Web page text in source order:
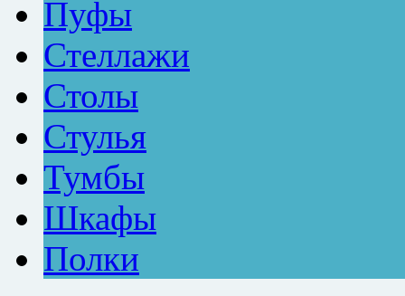
Пуфы
Стеллажи
Столы
Стулья
Тумбы
Шкафы
Полки